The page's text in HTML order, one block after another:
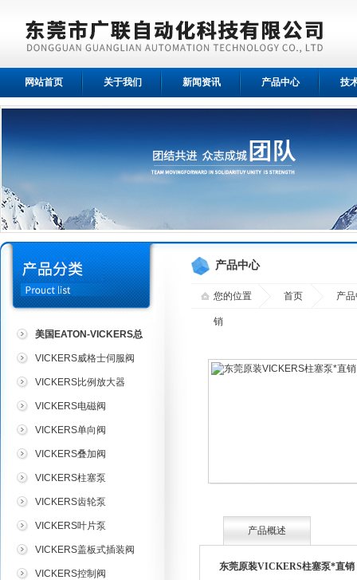
网站首页 关于我们 新闻资讯 产品中心 技
美国EATON-VICKERS总
代理
VICKERS威格士伺服阀
VICKERS比例放大器
VICKERS电磁阀
VICKERS单向阀
VICKERS叠加阀
VICKERS柱塞泵
VICKERS齿轮泵
VICKERS叶片泵
VICKERS盖板式插装阀
VICKERS控制阀
产品中心
您的位置 首页 产
销
产品概述
东莞原装VICKERS柱塞泵*直销